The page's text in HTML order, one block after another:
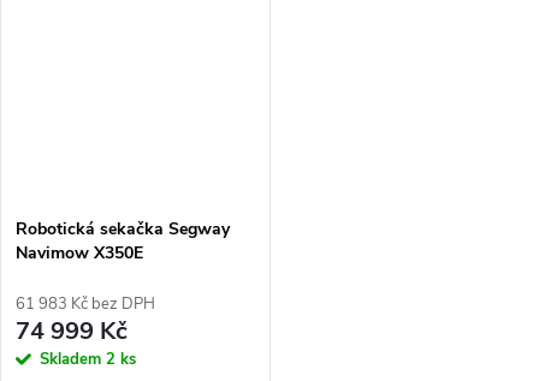
Robotická sekačka Segway
Navimow X350E
61 983 Kč bez DPH
74 999 Kč
Skladem 2 ks